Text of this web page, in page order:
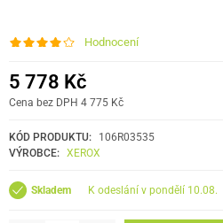
Hodnocení
5 778 Kč
Cena bez DPH 4 775 Kč
KÓD PRODUKTU:
106R03535
VÝROBCE: XEROX
Skladem k odeslání v pondělí 10.08.